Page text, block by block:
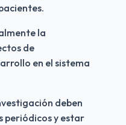
la
de
en el sistema
deben
periódicos y estar